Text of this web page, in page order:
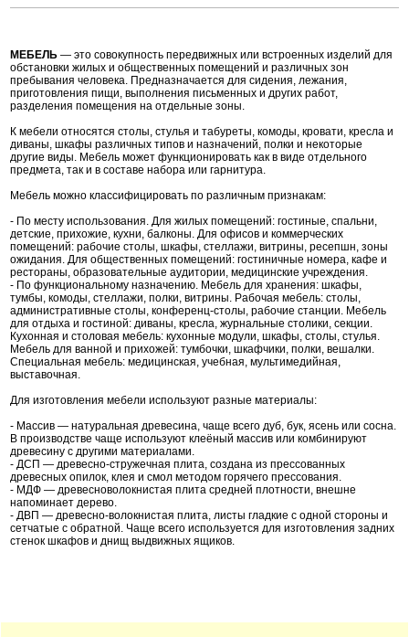
МЕБЕЛЬ — это совокупность передвижных или встроенных изделий для
обстановки жилых и общественных помещений и различных зон
пребывания человека. Предназначается для сидения, лежания,
приготовления пищи, выполнения письменных и других работ,
разделения помещения на отдельные зоны.
К мебели относятся столы, стулья и табуреты, комоды, кровати, кресла и
диваны, шкафы различных типов и назначений, полки и некоторые
другие виды. Мебель может функционировать как в виде отдельного
предмета, так и в составе набора или гарнитура.
Мебель можно классифицировать по различным признакам:
- По месту использования. Для жилых помещений: гостиные, спальни,
детские, прихожие, кухни, балконы. Для офисов и коммерческих
помещений: рабочие столы, шкафы, стеллажи, витрины, ресепшн, зоны
ожидания. Для общественных помещений: гостиничные номера, кафе и
рестораны, образовательные аудитории, медицинские учреждения.
- По функциональному назначению. Мебель для хранения: шкафы,
тумбы, комоды, стеллажи, полки, витрины. Рабочая мебель: столы,
административные столы, конференц-столы, рабочие станции. Мебель
для отдыха и гостиной: диваны, кресла, журнальные столики, секции.
Кухонная и столовая мебель: кухонные модули, шкафы, столы, стулья.
Мебель для ванной и прихожей: тумбочки, шкафчики, полки, вешалки.
Специальная мебель: медицинская, учебная, мультимедийная,
выставочная.
Для изготовления мебели используют разные материалы:
- Массив — натуральная древесина, чаще всего дуб, бук, ясень или сосна.
В производстве чаще используют клеёный массив или комбинируют
древесину с другими материалами.
- ДСП — древесно-стружечная плита, создана из прессованных
древесных опилок, клея и смол методом горячего прессования.
- МДФ — древесноволокнистая плита средней плотности, внешне
напоминает дерево.
- ДВП — древесно-волокнистая плита, листы гладкие с одной стороны и
сетчатые с обратной. Чаще всего используется для изготовления задних
стенок шкафов и днищ выдвижных ящиков.